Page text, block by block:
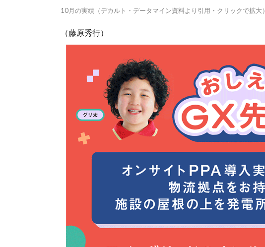
10月の実績（デカルト・データマイン資料より引用・クリックで拡大）
（藤原秀行）